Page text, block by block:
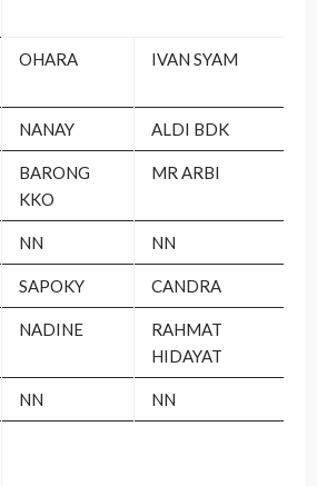
OHARA IVAN SYAM
NANAY ALDI BDK
BARONG
KKO
MR ARBI
NN NN
SAPOKY CANDRA
NADINE
RAHMAT
HIDAYAT
NN NN